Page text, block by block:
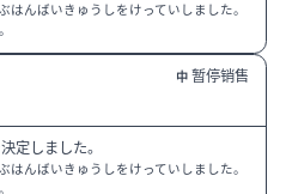
はんばいきゅうしをけっていしました。
中 暂停销售
定しました。
はんばいきゅうしをけっていしました。